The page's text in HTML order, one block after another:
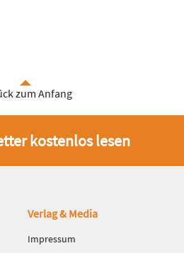
zum Anfang
kostenlos lesen
Verlag & Media
Impressum